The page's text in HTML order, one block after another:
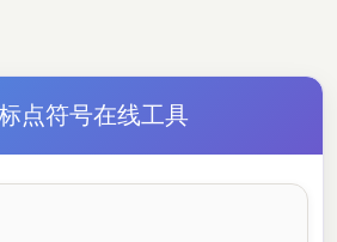
点符号在线工具